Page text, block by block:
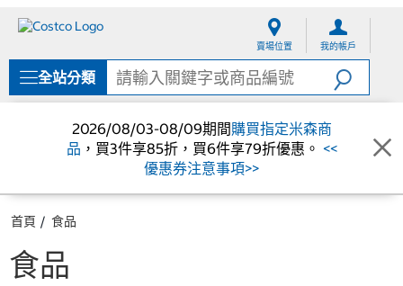
單
賣場位置 我的帳戶
全站分類
2026/08/03-08/09期間購買指定米森商
品 ，買3件享85折，買6件享79折優惠。 <<
優惠券注意事項>>
首頁 食品
食品